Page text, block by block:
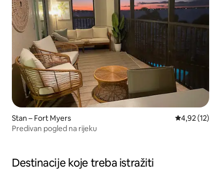
Stan – Fort Myers Prosječna
4,92 (12)
Predivan pogled na rijeku
Destinacije koje treba istražiti